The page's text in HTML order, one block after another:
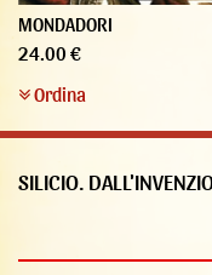
MONDADORI
24.00 €
Ordina
SILICIO.